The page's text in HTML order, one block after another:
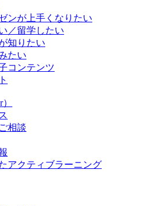
ンが上手くなりたい
／留学したい
知りたい
たい
コンテンツ
相談
アクティブラーニング